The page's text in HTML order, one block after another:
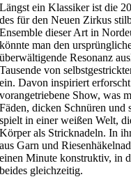
Längst ein Klassiker ist die
des für den Neuen Zirkus
Ensemble dieser Art in
könnte man den
überwältigende Resonanz
Tausende von
ein. Davon inspiriert
vorangetriebene Show, was
Fäden, dicken Schnüren
spielt in einer weißen Welt,
Körper als Stricknadeln. In
aus Garn und
einen Minute konstruktiv, in
beides gleichzeitig.